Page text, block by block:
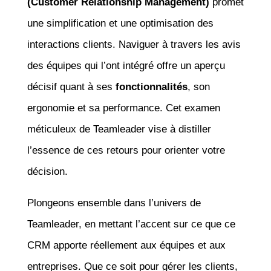
une simplification et une optimisation des
interactions clients. Naviguer à travers les avis
des équipes qui l’ont intégré offre un aperçu
décisif quant à ses fonctionnalités, son
ergonomie et sa performance. Cet examen
méticuleux de Teamleader vise à distiller
l’essence de ces retours pour orienter votre
décision.
Plongeons ensemble dans l’univers de
Teamleader, en mettant l’accent sur ce que ce
CRM apporte réellement aux équipes et aux
entreprises. Que ce soit pour gérer les clients,